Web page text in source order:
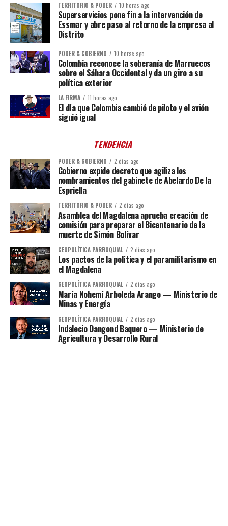
TERRITORIO & PODER 10 horas ago
Superservicios pone fin a la intervención de
Essmar y abre paso al retorno de la empresa al
Distrito
PODER & GOBIERNO 10 horas ago
Colombia reconoce la soberanía de Marruecos
sobre el Sáhara Occidental y da un giro a su
política exterior
LA FIRMA 11 horas ago
El día que Colombia cambió de piloto y el avión
siguió igual
TENDENCIA
PODER & GOBIERNO 2 días ago
Gobierno expide decreto que agiliza los
nombramientos del gabinete de Abelardo De la
Espriella
TERRITORIO & PODER 2 días ago
Asamblea del Magdalena aprueba creación de
comisión para preparar el Bicentenario de la
muerte de Simón Bolívar
GEOPOLÍTICA PARROQUIAL 2 días ago
Los pactos de la política y el paramilitarismo en
el Magdalena
GEOPOLÍTICA PARROQUIAL 2 días ago
María Nohemí Arboleda Arango — Ministerio de
Minas y Energía
GEOPOLÍTICA PARROQUIAL 2 días ago
Indalecio Dangond Baquero — Ministerio de
Agricultura y Desarrollo Rural